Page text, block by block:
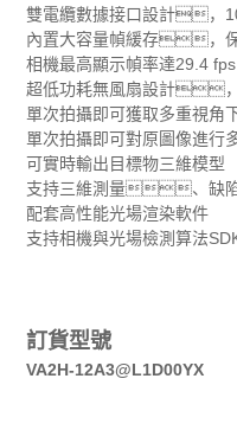
雙電纜數據接口設計，
內置大容量幀緩存，
相機最高顯示幀率達29.4 fps
超低功耗無風扇設計
單次拍攝即可獲取多重視角
單次拍攝即可對原圖像進行
可實時輸出目標物三維模型
支持三維測量、缺陷
配套高性能光場渲染軟件
支持相機與光場檢測算法
訂貨型號
VA2H-12A3@L1D00YX